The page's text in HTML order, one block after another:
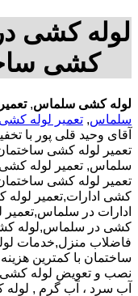
لوله کشی
کشی
لوله کشی سلماس,
سلماس, تعمیر لوله
آقای وحید قلی پور با
تعمیر لوله کشی
سلماس, تعمیر لوله
تعمیر لوله کشی
کشی ادارات,تعمیر
ادارات در سلماس,تعمیر
کشی در سلماس,لوله
فاضلاب منزل,خدمات
ساختمان با کمترین
نصب و تعویض لوله کشی
آب سرد ، آب گرم ,